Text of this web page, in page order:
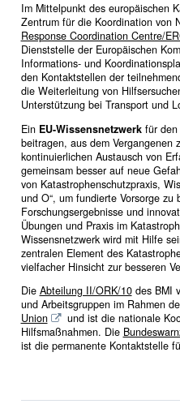
Im Mittelpunkt des europäischen
Zentrum für die Koordination von
Response Coordination Centre/
Dienststelle der Europäischen
Informations- und
den Kontaktstellen der
die Weiterleitung von
Unterstützung bei Transport und
Ein EU-Wissensnetzwerkfür den
beitragen, aus dem Vergangenen
kontinuierlichen Austausch von
gemeinsam besser auf neue
von Katastrophenschutzpraxis,
und O“, um fundierte Vorsorge
Forschungsergebnisse und
Übungen und Praxis im
Wissensnetzwerk wird mit Hilfe
zentralen Element des
vielfacher Hinsicht zur besseren
Die Abteilung II/ORK/10des BMI
und Arbeitsgruppen im Rahmen
Union
und ist die nationale
Hilfsmaßnahmen. Die
ist die permanente Kontaktstelle